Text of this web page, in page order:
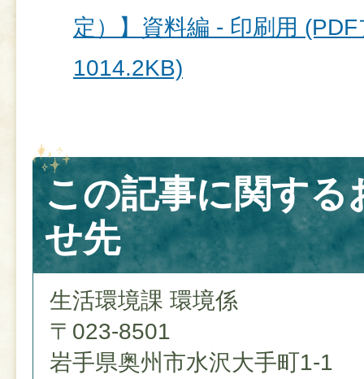
定）】資料編 - 印刷用
1014.2KB)
この記事に関する
せ先
生活環境課 環境係
〒023-8501
岩手県奥州市水沢大手町1-1